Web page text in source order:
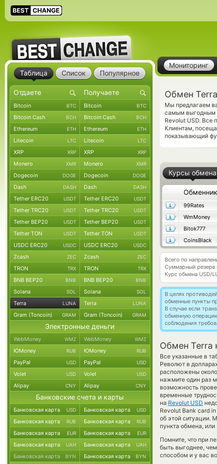
Мониторинг
Обмен
Мы предлагаем
самым выгодным
Revolut USD. Все
Клиентам,
показывающий
Курсы обмена
Обменник
99Rates
WmMoney
Bitok777
CoinsBlack
Всего по
Суммарный резерв
Курс обмена USD/
В целях
обменные пункты
В случае если
обменную
соблюдения
Обмен Terra
Все указанные в
Револют в
расположены
нажмите один раз
возможность
временные
на Revolut USD
Revolut Bank card
об этой ситуации.
пункта обмена,
Помните, что при
быть выгоднее,
способом и у вас
Таблица Список Популярное
Bitcoin BTC Bitcoin BTC
Bitcoin Cash BCH Bitcoin Cash BCH
Ethereum ETH Ethereum ETH
Litecoin LTC Litecoin LTC
XRP XRP XRP XRP
Monero XMR Monero XMR
Dogecoin DOGE Dogecoin DOGE
Dash DASH Dash DASH
Tether ERC20 USDT Tether ERC20 USDT
Tether TRC20 USDT Tether TRC20 USDT
Tether BEP20 USDT Tether BEP20 USDT
Tether TON USDT Tether TON USDT
USDC ERC20 USDC USDC ERC20 USDC
Zcash ZEC Zcash ZEC
TRON TRX TRON TRX
BNB BEP20 BNB BNB BEP20 BNB
Solana SOL Solana SOL
Terra LUNA Terra LUNA
Gram (Toncoin) GRAM Gram (Toncoin) GRAM
Электронные деньги
WebMoney WMZ WebMoney WMZ
ЮMoney RUB ЮMoney RUB
PayPal USD PayPal USD
Volet USD Volet USD
Alipay CNY Alipay CNY
Банковские счета и карты
Банковская карта USD Банковская карта USD
Банковская карта RUB Банковская карта RUB
Банковская карта EUR Банковская карта EUR
Банковская карта UAH Банковская карта UAH
Банковская карта BYN Банковская карта BYN